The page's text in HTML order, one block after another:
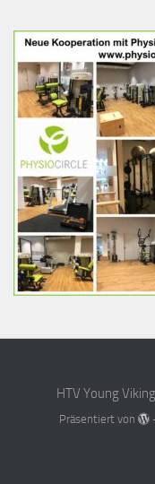
HTV Young
Präsentiert von